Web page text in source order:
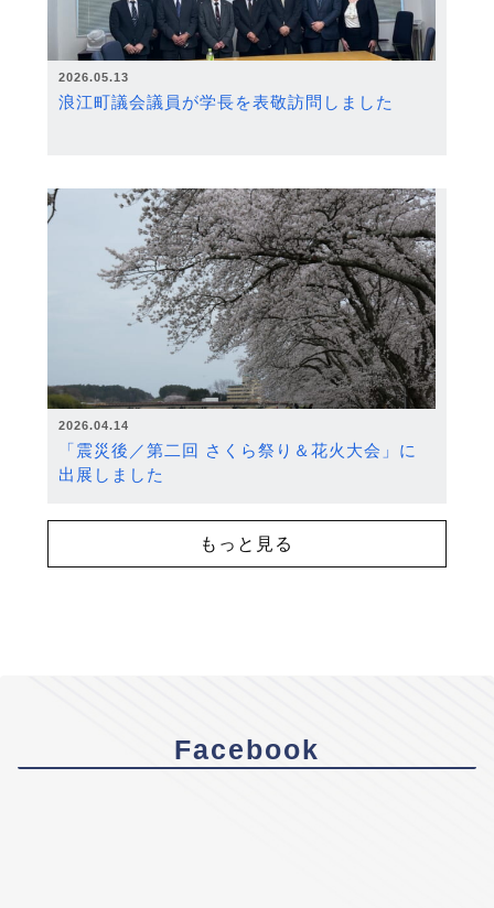
2026.05.13
浪江町議会議員が学長を表敬訪問しました
2026.04.14
「震災後／第二回 さくら祭り＆花火大会」に
出展しました
もっと見る
Facebook